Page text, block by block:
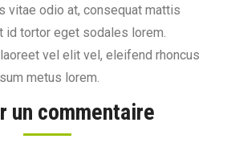
vitae odio at, consequat mattis
id tortor eget sodales lorem.
vel elit vel, eleifend rhoncus
metus lorem.
un commentaire